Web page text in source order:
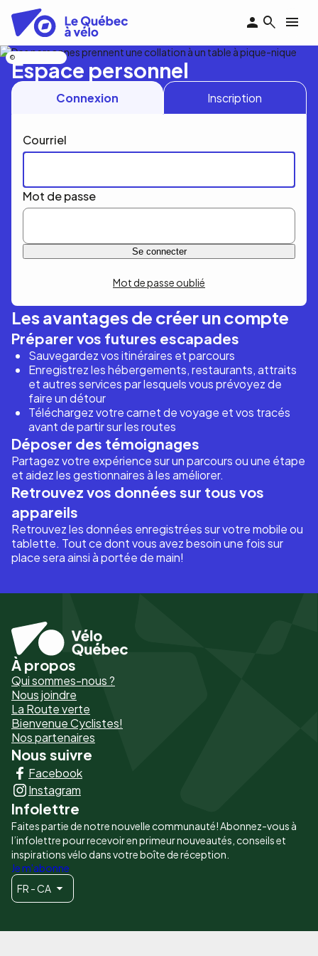
contenu
principal
Espace personnel
Connexion Inscription
Courriel
Mot de passe
Mot de passe oublié
Les avantages de créer un compte
Préparer vos futures escapades
Sauvegardez vos itinéraires et parcours
Enregistrez les hébergements, restaurants, attraits
et autres services par lesquels vous prévoyez de
faire un détour
Téléchargez votre carnet de voyage et vos tracés
avant de partir sur les routes
Déposer des témoignages
Partagez votre expérience sur un parcours ou une étape
et aidez les gestionnaires à les améliorer.
Retrouvez vos données sur tous vos
appareils
Retrouvez les données enregistrées sur votre mobile ou
tablette. Tout ce dont vous avez besoin une fois sur
place sera ainsi à portée de main!
Pied
de
page
-
Liens
principaux
À propos
Qui sommes-nous ?
Nous joindre
La Route verte
Bienvenue Cyclistes!
Nos partenaires
Nous suivre
Facebook
Instagram
Infolettre
Faites partie de notre nouvelle communauté! Abonnez-vous à
l’infolettre pour recevoir en primeur nouveautés, conseils et
inspirations vélo dans votre boîte de réception.
Je m'abonne
FR - CA